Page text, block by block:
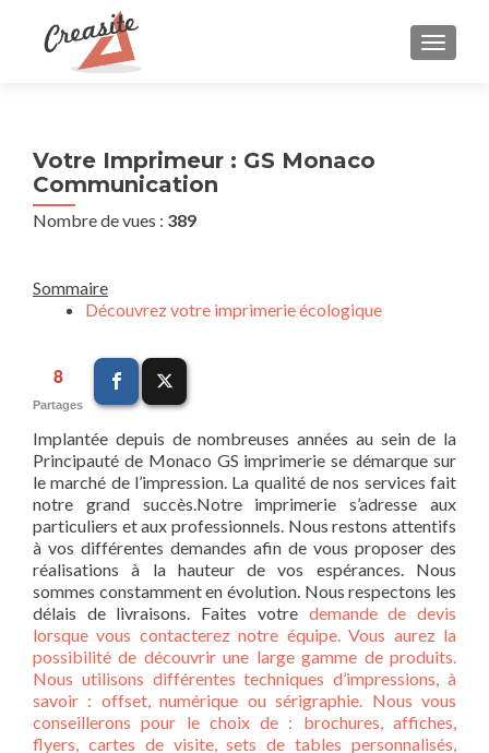
Votre Imprimeur : GS Monaco
Communication
Nombre de vues : 389
Sommaire
Découvrez votre imprimerie écologique
8
Partages
Implantée depuis de nombreuses années au sein de la
Principauté de Monaco GS imprimerie se démarque sur
le marché de l’impression. La qualité de nos services fait
notre grand succès.Notre imprimerie s’adresse aux
particuliers et aux professionnels. Nous restons attentifs
à vos différentes demandes afin de vous proposer des
réalisations à la hauteur de vos espérances. Nous
sommes constamment en évolution. Nous respectons les
délais de livraisons. Faites votre demande de devis
lorsque vous contacterez notre équipe. Vous aurez la
possibilité de découvrir une large gamme de produits.
Nous utilisons différentes techniques d’impressions, à
savoir : offset, numérique ou sérigraphie. Nous vous
conseillerons pour le choix de : brochures, affiches,
flyers, cartes de visite, sets de tables personnalisés,